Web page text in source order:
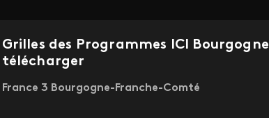
Grilles des Programmes ICI
télécharger
France 3 Bourgogne-Franche-Comté